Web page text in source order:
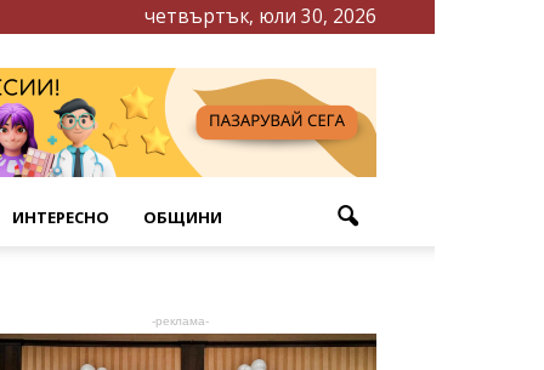
четвъртък, юли 30, 2026
ИНТЕРЕСНО ОБЩИНИ
-реклама-